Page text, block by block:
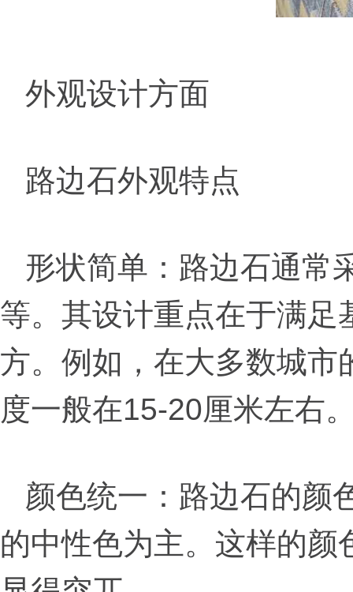
外观设计方面
路边石外观特点
形状简单：路边石通常
等。其设计重点在于满足
方。例如，在大多数城市
度一般在15-20厘米左右
颜色统一：路边石的颜
的中性色为主。这样的